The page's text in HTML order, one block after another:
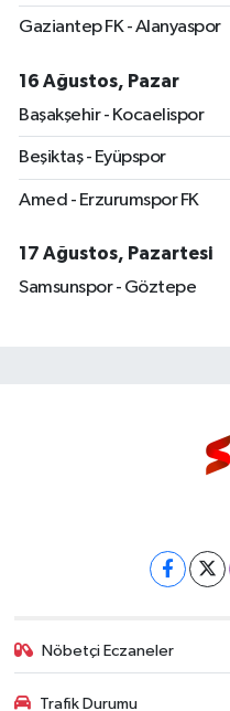
Gaziantep FK - Alanyaspor
16 Ağustos, Pazar
Başakşehir - Kocaelispor
Beşiktaş - Eyüpspor
Amed - Erzurumspor FK
17 Ağustos, Pazartesi
Samsunspor - Göztepe
Nöbetçi Eczaneler
Trafik Durumu